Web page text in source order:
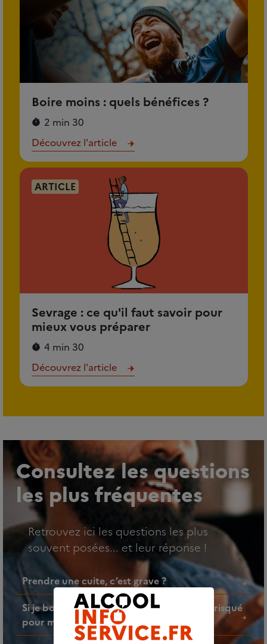
Boire moins : quels bénéfices ?
2 min 30
Découvrez l'article
ARTICLE
Sevrage : ce qu'il faut savoir pour
mieux vous préparer
4 min 30
Découvrez l'article
Consultez les questions
les plus fréquentes
Retrouvez ici les questions les plus
souvent posées... et leur réponse !
Prendre une cuite, c’est grave ?
Si je bois un verre d’alcool par jour, est-ce risqué
pour ma santé ?